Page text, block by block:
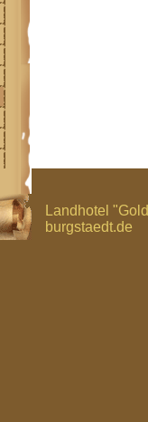
Landhotel
burgstaedt.de